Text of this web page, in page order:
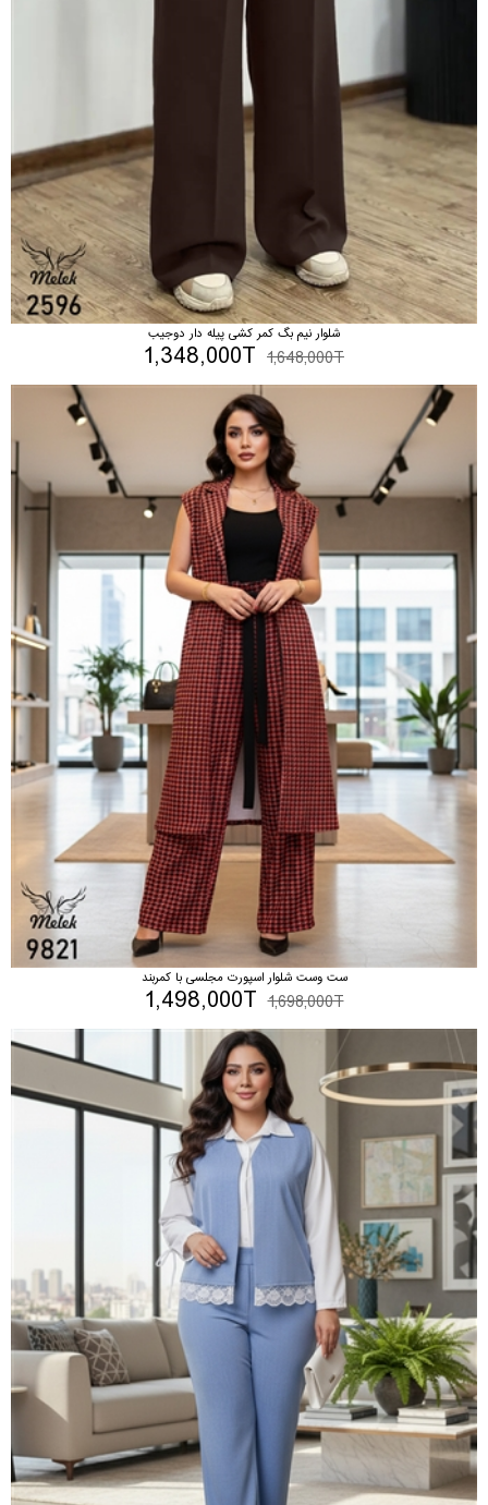
شلوار نیم بگ کمر کشی پیله دار دوجیب
1,648,000T
1,348,000T
ست وست شلوار اسپورت مجلسی با کمربند
1,698,000T
1,498,000T